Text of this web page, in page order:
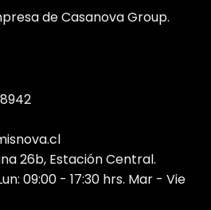
de Casanova Group.
26b, Estación Central.
09:00 - 17:30 hrs. Mar - Vie